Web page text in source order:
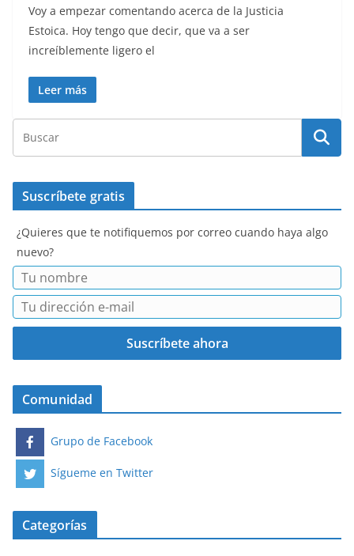
Voy a empezar comentando acerca de la Justicia
Estoica. Hoy tengo que decir, que va a ser
increíblemente ligero el
Leer más
Suscríbete gratis
¿Quieres que te notifiquemos por correo cuando haya algo
nuevo?
Comunidad
Grupo de Facebook
Sígueme en Twitter
Categorías